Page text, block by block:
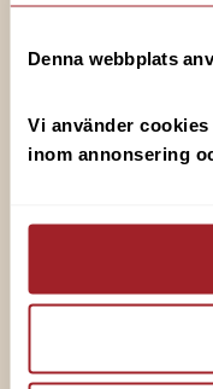
Denna webbplats
Vi använder
inom annonsering